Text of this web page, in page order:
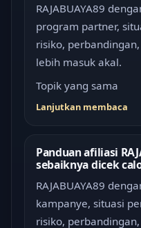
RAJABUAYA89
program partner,
risiko,
lebih masuk akal.
Topik yang sama
Lanjutkan membaca
Panduan afiliasi
sebaiknya dicek
RAJABUAYA89
kampanye, situasi
risiko,